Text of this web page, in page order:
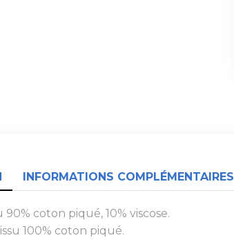
INFORMATIONS COMPLÉMENTAIRES
90% coton piqué, 10% viscose.
100% coton piqué.